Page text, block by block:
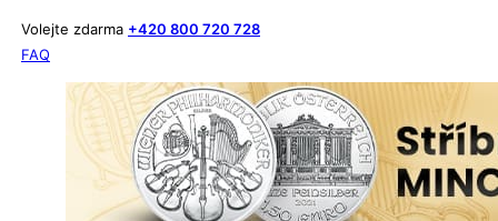
Volejte zdarma +420 800 720 728
FAQ